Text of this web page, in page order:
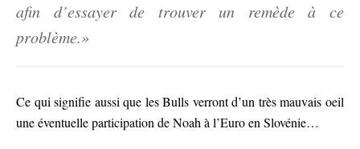
afin d’essayer de trouver un remède à ce
problème.»
Ce qui signifie aussi que les Bulls verront d’un très mauvais oeil
une éventuelle participation de Noah à l’Euro en Slovénie…